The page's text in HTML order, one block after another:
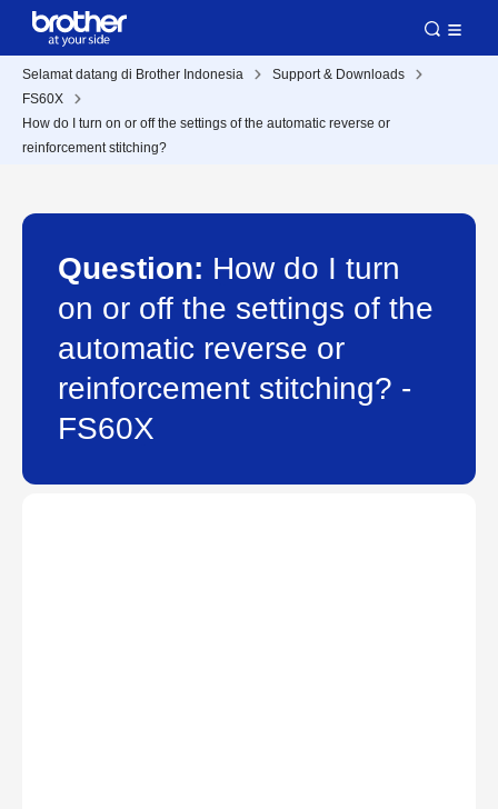
Selamat datang di Brother Indonesia
Support & Downloads
FS60X
How do I turn on or off the settings of the automatic reverse or
reinforcement stitching?
Question: How do I turn
on or off the settings of the
automatic reverse or
reinforcement stitching? -
FS60X